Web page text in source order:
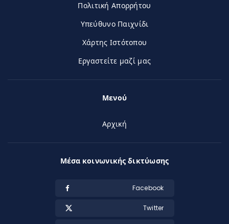
Πολιτική Απορρήτου
Υπεύθυνο Παιχνίδι
Χάρτης Ιστότοπου
Εργαστείτε μαζί μας
Μενού
Αρχική
Μέσα κοινωνικής δικτύωσης
Facebook
Twitter